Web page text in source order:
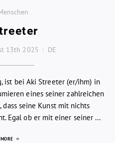
13th 2025 DE
ist bei Aki Streeter (er/ihm) in
eines seiner zahlreichen
seine Kunst mit nichts
Egal ob er mit einer seiner ...